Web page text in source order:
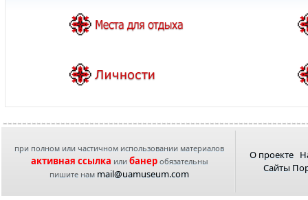
при полном или частичном использовании материалов
активная ссылка или банеробязательны
пишите нам mail@uamuseum.com
О проекте
Сайты